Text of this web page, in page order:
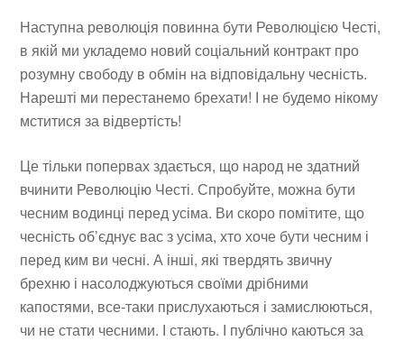
Наступна революція повинна бути Революцією Честі,
в якій ми укладемо новий соціальний контракт про
розумну свободу в обмін на відповідальну чесність.
Нарешті ми перестанемо брехати! І не будемо нікому
мститися за відвертість!
Це тільки попервах здається, що народ не здатний
вчинити Революцію Честі. Спробуйте, можна бути
чесним водинці перед усіма. Ви скоро помітите, що
чесність об’єднує вас з усіма, хто хоче бути чесним і
перед ким ви чесні. А інші, які твердять звичну
брехню і насолоджуються своїми дрібними
капостями, все-таки прислухаються і замислюються,
чи не стати чесними. І стають. І публічно каються за